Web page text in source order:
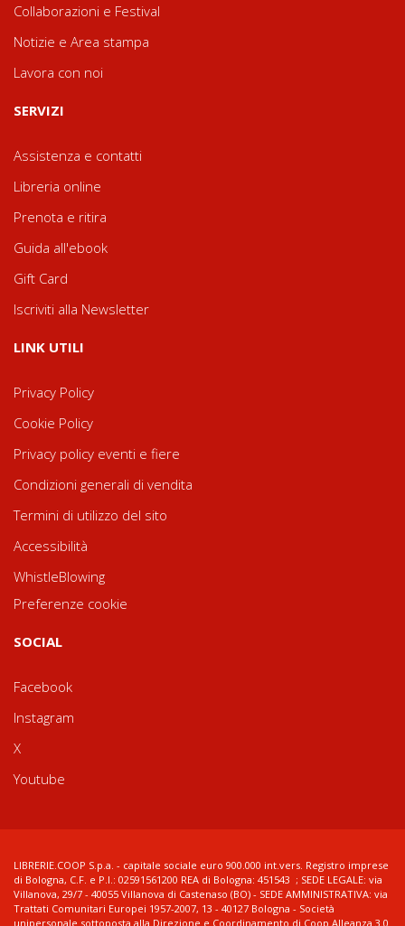
Collaborazioni e Festival
Notizie e Area stampa
Lavora con noi
SERVIZI
Assistenza e contatti
Libreria online
Prenota e ritira
Guida all'ebook
Gift Card
Iscriviti alla Newsletter
LINK UTILI
Privacy Policy
Cookie Policy
Privacy policy eventi e fiere
Condizioni generali di vendita
Termini di utilizzo del sito
Accessibilità
WhistleBlowing
Preferenze cookie
SOCIAL
Facebook
Instagram
X
Youtube
LIBRERIE.COOP S.p.a. - capitale sociale euro 900.000 int.vers. Registro imprese
di Bologna, C.F. e P.I.: 02591561200 REA di Bologna: 451543 ; SEDE LEGALE: via
Villanova, 29/7 - 40055 Villanova di Castenaso (BO) - SEDE AMMINISTRATIVA: via
Trattati Comunitari Europei 1957-2007, 13 - 40127 Bologna - Società
unipersonale sottoposta alla Direzione e Coordinamento di Coop Alleanza 3.0